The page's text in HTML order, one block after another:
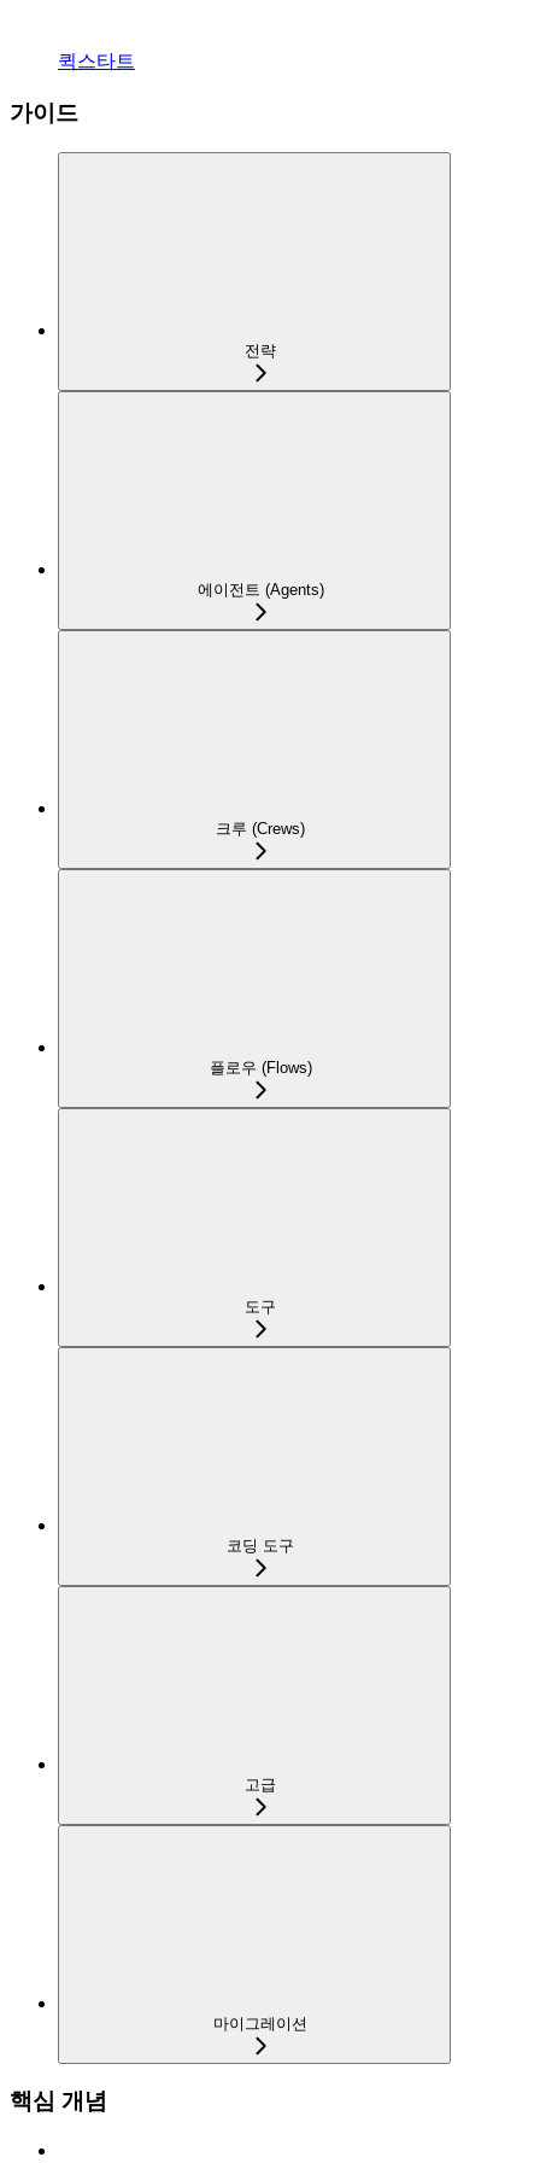
퀵스타트
가이드
전략
에이전트 (Agents)
크루 (Crews)
플로우 (Flows)
도구
코딩 도구
고급
마이그레이션
핵심 개념